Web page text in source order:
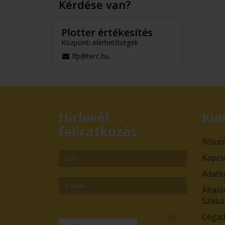
Kérdése van?
Plotter értékesítés
Központi elérhetőségek
lfp@terc.hu
Hírlevél
feliratkozás